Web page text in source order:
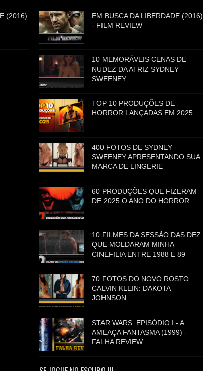
(2016)
EM BUSCA DA LIBERDADE (2016)
- FILM REVIEW
10 MEMORÁVEIS CENAS DE
NUDEZ DA ATRIZ SYDNEY
SWEENEY
TOP 10 PRODUÇÕES DE
HORROR LANÇADAS EM 2025
400 FOTOS DE SYDNEY
SWEENEY APRESENTANDO SUA
MARCA DE LINGERIE
60 PRODUÇÕES QUE FIZERAM
DE 2025 O ANO DO HORROR
10 FILMES DA SESSÃO DAS DEZ
QUE MOLDARAM MINHA
CINEFILIA ENTRE 1988 E 89
70 FOTOS DO NOVO ROSTO
CALVIN KLEIN: DAKOTA
JOHNSON
STAR WARS: EPISÓDIO I - A
AMEAÇA FANTASMA (1999) -
FALHA REVIEW